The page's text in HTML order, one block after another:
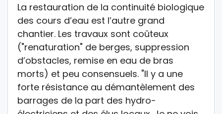
La restauration de la continuité biologique
des cours d’eau est l’autre grand
chantier. Les travaux sont coûteux
("renaturation" de berges, suppression
d’obstacles, remise en eau de bras
morts) et peu consensuels. "Il y a une
forte résistance au démantèlement des
barrages de la part des hydro-